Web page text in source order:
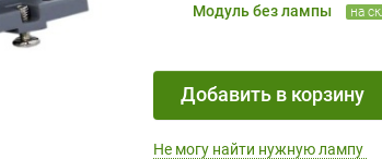
Модуль без лампы на
Добавить в корзину
Не могу найти нужную лампу